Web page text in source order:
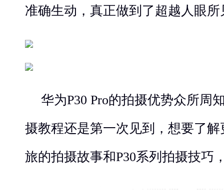
准确生动，真正做到了超越人眼所
华为P30 Pro的拍摄优势众所周
摄教程还是第一次见到，想要了
旅的拍摄故事和P30系列拍摄技巧